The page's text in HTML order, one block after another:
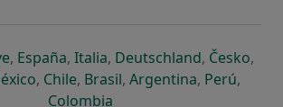
się w nowej karcie
otwiera się w nowej karcie
, Españaotwiera się w nowej karcie
, Italiaotwiera się w nowej
, Deutschlandotwiera się
, Česko,
się w nowej karcie
otwiera się w nowej karcie
, Chileotwiera się w nowej karcie
, Brasilotwiera się w nowej
, Argentinaotwiera się
, Perú,
Colombia